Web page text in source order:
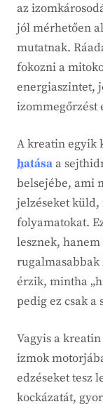
az
jól mérhetően
mutatnak.
fokozni a
energiaszintet,
izommegőrzést
A kreatin egyik
hatásaa
belsejébe, ami
jelzéseket
folyamatokat.
lesznek,
rugalmasabbak
érzik, mintha
pedig ez csak a
Vagyis a
izmok
edzéseket tesz
kockázatát,